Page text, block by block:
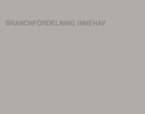
är undervärderade i förhållande till
Fondens avkastning kan påverkas av hur
BRANCHFÖRDELNING INNEHAV